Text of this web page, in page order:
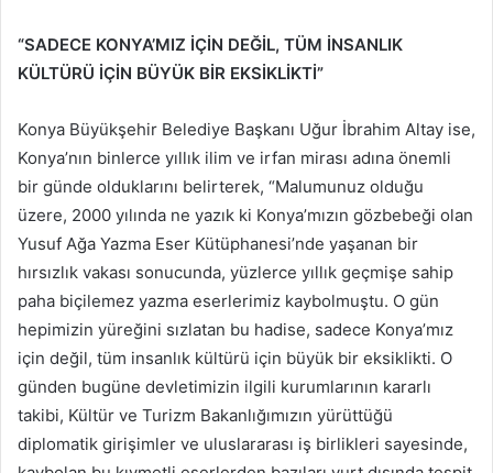
“SADECE KONYA’MIZ İÇİN DEĞİL, TÜM İNSANLIK
KÜLTÜRÜ İÇİN BÜYÜK BİR EKSİKLİKTİ”
Konya Büyükşehir Belediye Başkanı Uğur İbrahim Altay ise,
Konya’nın binlerce yıllık ilim ve irfan mirası adına önemli
bir günde olduklarını belirterek, “Malumunuz olduğu
üzere, 2000 yılında ne yazık ki Konya’mızın gözbebeği olan
Yusuf Ağa Yazma Eser Kütüphanesi’nde yaşanan bir
hırsızlık vakası sonucunda, yüzlerce yıllık geçmişe sahip
paha biçilemez yazma eserlerimiz kaybolmuştu. O gün
hepimizin yüreğini sızlatan bu hadise, sadece Konya’mız
için değil, tüm insanlık kültürü için büyük bir eksiklikti. O
günden bugüne devletimizin ilgili kurumlarının kararlı
takibi, Kültür ve Turizm Bakanlığımızın yürüttüğü
diplomatik girişimler ve uluslararası iş birlikleri sayesinde,